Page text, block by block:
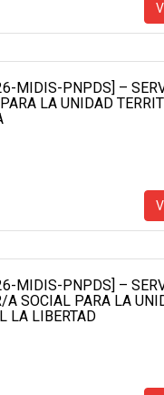
MIDIS-PNPDS] –
LA UNIDAD
MIDIS-PNPDS] –
A SOCIAL PARA LA
LA LIBERTAD